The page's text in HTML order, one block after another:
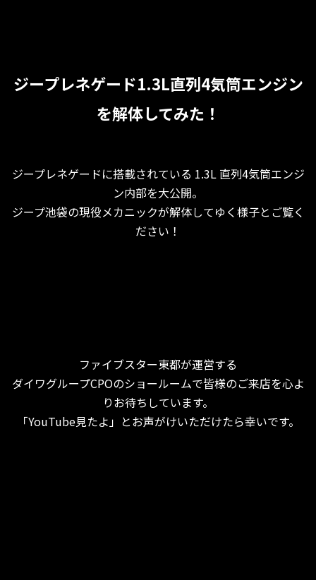
ジープレネゲード1.3L直列4気筒エンジン
を解体してみた！
ジープレネゲードに搭載されている 1.3L 直列4気筒エンジ
ン内部を大公開。
ジープ池袋の現役メカニックが解体してゆく様子とご覧く
ださい！
ファイブスター東都が運営する
ダイワグループCPOのショールームで皆様のご来店を心よ
りお待ちしています。
「YouTube見たよ」とお声がけいただけたら幸いです。